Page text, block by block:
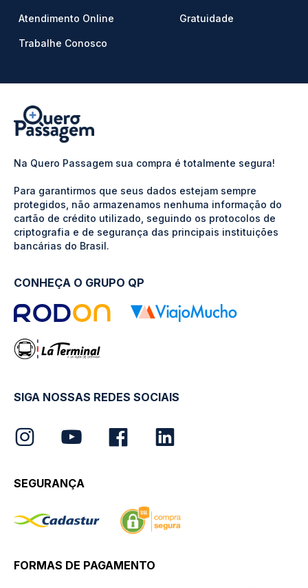
Atendimento Online
Trabalhe Conosco
Gratuidade
Na Quero Passagem sua compra é totalmente segura!
Para garantirmos que seus dados estejam sempre
protegidos, não armazenamos nenhuma informação do
cartão de crédito utilizado, seguindo os protocolos de
criptografia e de segurança das principais instituições
bancárias do Brasil.
CONHEÇA O GRUPO QP
SIGA NOSSAS REDES SOCIAIS
SEGURANÇA
FORMAS DE PAGAMENTO